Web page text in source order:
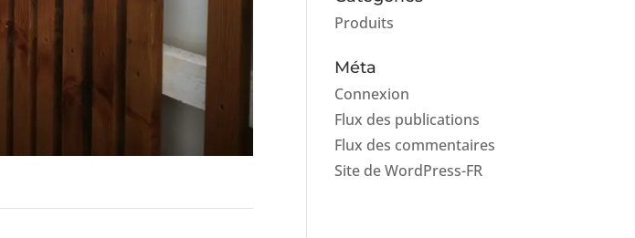
Produits
Méta
Connexion
Flux des publications
Flux des commentaires
Site de WordPress-FR